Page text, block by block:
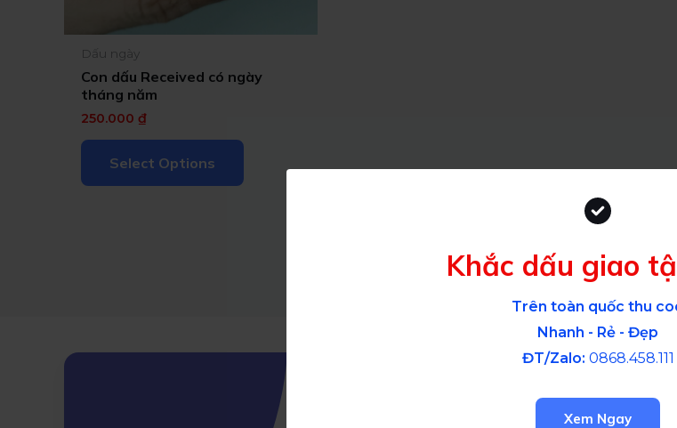
Khắc dấu giao
Trên toàn quốc thu
Nhanh - Rẻ - Đẹp
ĐT/Zalo: 0868.458.111
Xem Ngay
Dấu ngày
Con dấu Received có ngày
tháng năm
250.000₫
Select Options